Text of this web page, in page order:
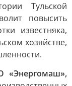
Тульской
повысить
известняка,
хозяйстве,
«Энергомаш»,